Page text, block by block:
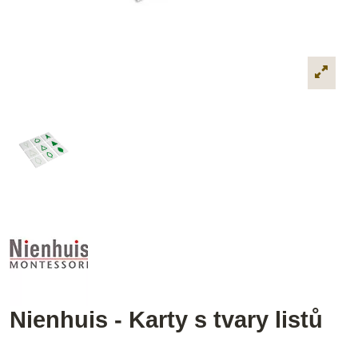
Nienhuis - Karty s tvary listů